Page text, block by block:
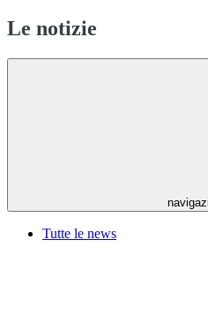
Le notizie
Tutte le news